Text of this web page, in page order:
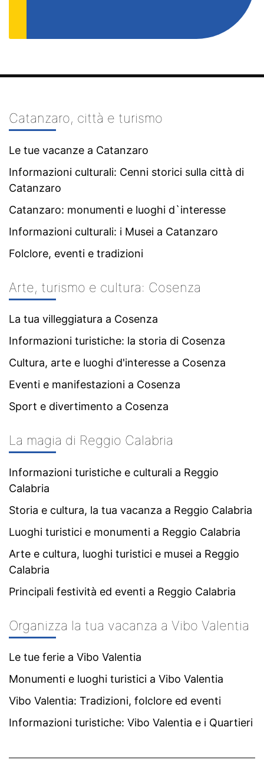
Catanzaro, città e turismo
Le tue vacanze a Catanzaro
Informazioni culturali: Cenni storici sulla città di
Catanzaro
Catanzaro: monumenti e luoghi d`interesse
Informazioni culturali: i Musei a Catanzaro
Folclore, eventi e tradizioni
Arte, turismo e cultura: Cosenza
La tua villeggiatura a Cosenza
Informazioni turistiche: la storia di Cosenza
Cultura, arte e luoghi d'interesse a Cosenza
Eventi e manifestazioni a Cosenza
Sport e divertimento a Cosenza
La magia di Reggio Calabria
Informazioni turistiche e culturali a Reggio
Calabria
Storia e cultura, la tua vacanza a Reggio Calabria
Luoghi turistici e monumenti a Reggio Calabria
Arte e cultura, luoghi turistici e musei a Reggio
Calabria
Principali festività ed eventi a Reggio Calabria
Organizza la tua vacanza a Vibo Valentia
Le tue ferie a Vibo Valentia
Monumenti e luoghi turistici a Vibo Valentia
Vibo Valentia: Tradizioni, folclore ed eventi
Informazioni turistiche: Vibo Valentia e i Quartieri